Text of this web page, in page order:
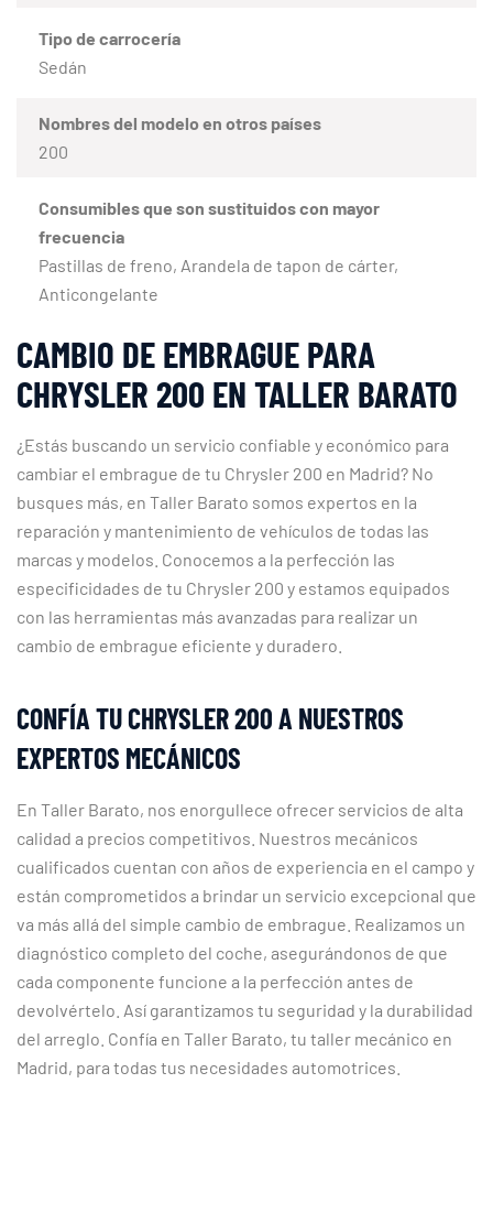
Tipo de carrocería
Sedán
Nombres del modelo en otros países
200
Consumibles que son sustituidos con mayor
frecuencia
Pastillas de freno, Arandela de tapon de cárter,
Anticongelante
CAMBIO DE EMBRAGUE PARA
CHRYSLER 200 EN TALLER BARATO
¿Estás buscando un servicio confiable y económico para
cambiar el embrague de tu Chrysler 200 en Madrid? No
busques más, en Taller Barato somos expertos en la
reparación y mantenimiento de vehículos de todas las
marcas y modelos. Conocemos a la perfección las
especificidades de tu Chrysler 200 y estamos equipados
con las herramientas más avanzadas para realizar un
cambio de embrague eficiente y duradero.
CONFÍA TU CHRYSLER 200 A NUESTROS
EXPERTOS MECÁNICOS
En Taller Barato, nos enorgullece ofrecer servicios de alta
calidad a precios competitivos. Nuestros mecánicos
cualificados cuentan con años de experiencia en el campo y
están comprometidos a brindar un servicio excepcional que
va más allá del simple cambio de embrague. Realizamos un
diagnóstico completo del coche, asegurándonos de que
cada componente funcione a la perfección antes de
devolvértelo. Así garantizamos tu seguridad y la durabilidad
del arreglo. Confía en Taller Barato, tu taller mecánico en
Madrid, para todas tus necesidades automotrices.